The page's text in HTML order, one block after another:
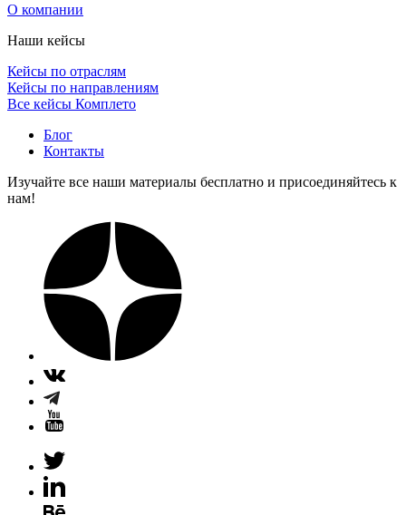
О компании
Наши кейсы
Кейсы по отраслям
Кейсы по направлениям
Все кейсы Комплето
Блог
Контакты
Изучайте все наши материалы бесплатно и присоединяйтесь к
нам!